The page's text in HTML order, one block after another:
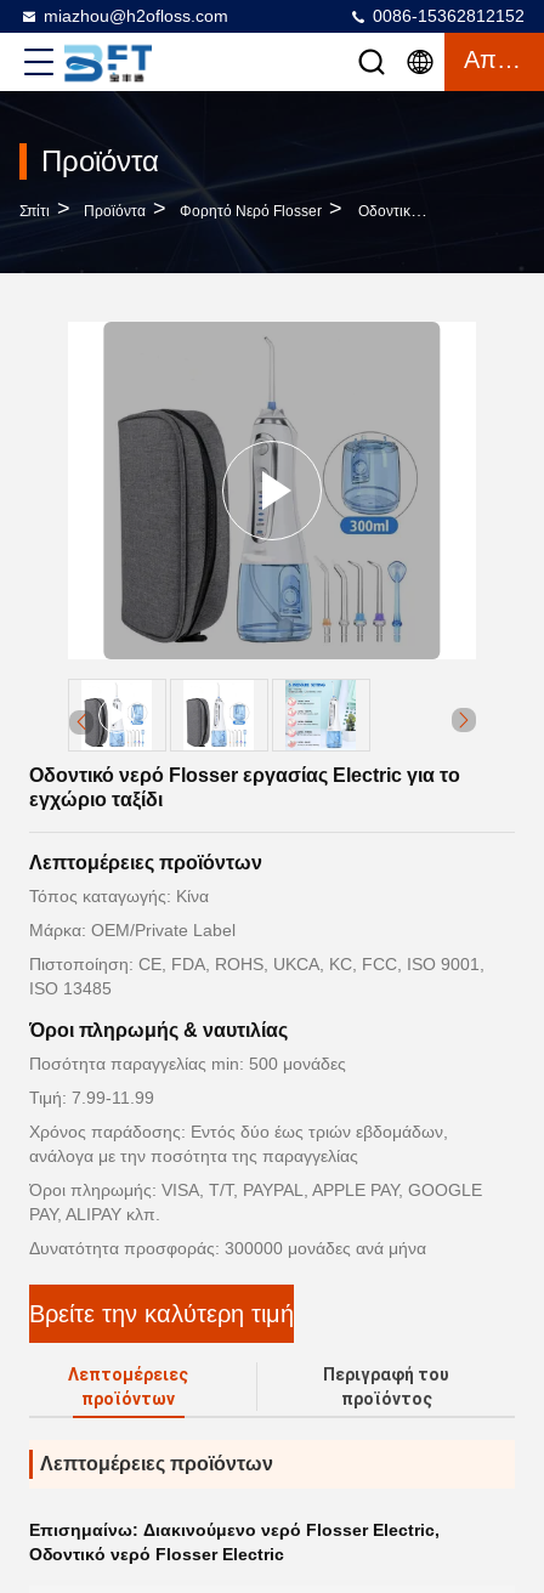
miazhou@h2ofloss.com 0086-15362812152
Απόσπασμα
Προϊόντα
Σπίτι > Προϊόντα > Φορητό Νερό Flosser > Οδοντικό Νερό Flosser Εργασίας Electric Για Το Εγχώριο Ταξίδι
Οδοντικό νερό Flosser εργασίας Electric για το
εγχώριο ταξίδι
Λεπτομέρειες προϊόντων
Τόπος καταγωγής: Κίνα
Μάρκα: OEM/Private Label
Πιστοποίηση: CE, FDA, ROHS, UKCA, KC, FCC, ISO 9001,
ISO 13485
Όροι πληρωμής & ναυτιλίας
Ποσότητα παραγγελίας min: 500 μονάδες
Τιμή: 7.99-11.99
Χρόνος παράδοσης: Εντός δύο έως τριών εβδομάδων,
ανάλογα με την ποσότητα της παραγγελίας
Όροι πληρωμής: VISA, T/T, PAYPAL, APPLE PAY, GOOGLE
PAY, ALIPAY κλπ.
Δυνατότητα προσφοράς: 300000 μονάδες ανά μήνα
Βρείτε την καλύτερη τιμή
Λεπτομέρειες
προϊόντων
Περιγραφή του
προϊόντος
Λεπτομέρειες προϊόντων
Επισημαίνω: Διακινούμενο νερό Flosser Electric,
Οδοντικό νερό Flosser Electric